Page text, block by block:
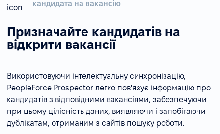
кандидата на вакансію
Призначайте кандидатів на
відкрити вакансії
Використовуючи інтелектуальну синхронізацію,
PeopleForce Prospector легко пов'язує інформацію про
кандидатів з відповідними вакансіями, забезпечуючи
при цьому цілісність даних, виявляючи і запобігаючи
дублікатам, отриманим з сайтів пошуку роботи.